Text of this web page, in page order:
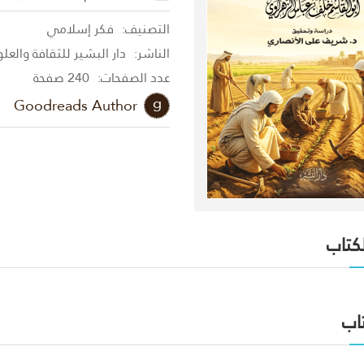
التصنيف: فكر إسلامي
الناشر: دار البشير للثقافة
عدد الصفحات: 240 صفحة
Goodreads Author